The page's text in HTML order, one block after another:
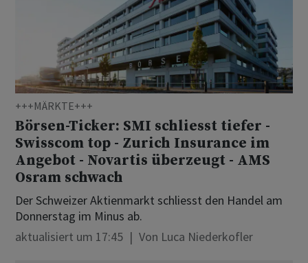
+++MÄRKTE+++
Börsen-Ticker: SMI schliesst tiefer -
Swisscom top - Zurich Insurance im
Angebot - Novartis überzeugt - AMS
Osram schwach
Der Schweizer Aktienmarkt schliesst den Handel am
Donnerstag im Minus ab.
aktualisiert um 17:45
Von Luca Niederkofler